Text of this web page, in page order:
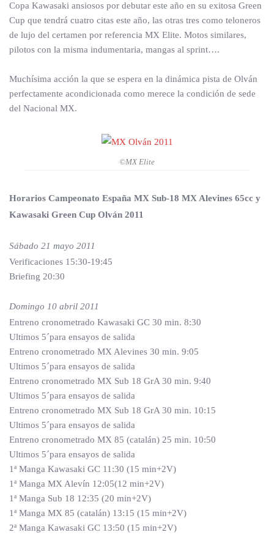
Copa Kawasaki ansiosos por debutar este año en su exitosa Green
Cup que tendrá cuatro citas este año, las otras tres como teloneros
de lujo del certamen por referencia MX Elite. Motos similares,
pilotos con la misma indumentaria, mangas al sprint….
Muchísima acción la que se espera en la dinámica pista de Olván
perfectamente acondicionada como merece la condición de sede
del Nacional MX.
©MX Elite
Horarios Campeonato España MX Sub-18 MX Alevines 65cc y
Kawasaki Green Cup Olván 2011
Sábado 21 mayo 2011
Verificaciones 15:30-19:45
Briefing 20:30
Domingo 10 abril 2011
Entreno cronometrado Kawasaki GC 30 min. 8:30
Ultimos 5´para ensayos de salida
Entreno cronometrado MX Alevines 30 min. 9:05
Ultimos 5´para ensayos de salida
Entreno cronometrado MX Sub 18 GrA 30 min. 9:40
Ultimos 5´para ensayos de salida
Entreno cronometrado MX Sub 18 GrA 30 min. 10:15
Ultimos 5´para ensayos de salida
Entreno cronometrado MX 85 (catalán) 25 min. 10:50
Ultimos 5´para ensayos de salida
1ª Manga Kawasaki GC 11:30 (15 min+2V)
1ª Manga MX Alevín 12:05(12 min+2V)
1ª Manga Sub 18 12:35 (20 min+2V)
1ª Manga MX 85 (catalán) 13:15 (15 min+2V)
2ª Manga Kawasaki GC 13:50 (15 min+2V)